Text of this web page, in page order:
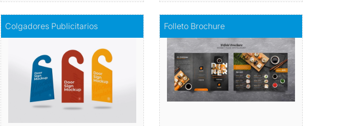
Colgadores Publicitarios
Publicidad en movimiento
Comprar
Comprar
Folleto Brochure
Comunica tu mensaje de manera
impactante
Comprar
Comprar